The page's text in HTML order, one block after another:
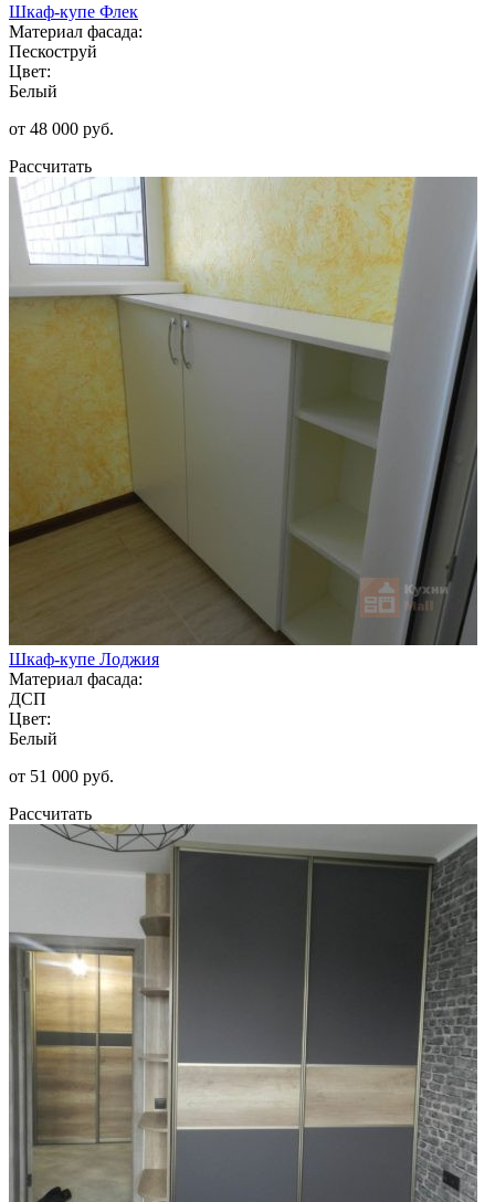
Шкаф-купе Флек
Материал фасада:
Пескоструй
Цвет:
Белый
от 48 000 руб.
Рассчитать
Шкаф-купе Лоджия
Материал фасада:
ДСП
Цвет:
Белый
от 51 000 руб.
Рассчитать